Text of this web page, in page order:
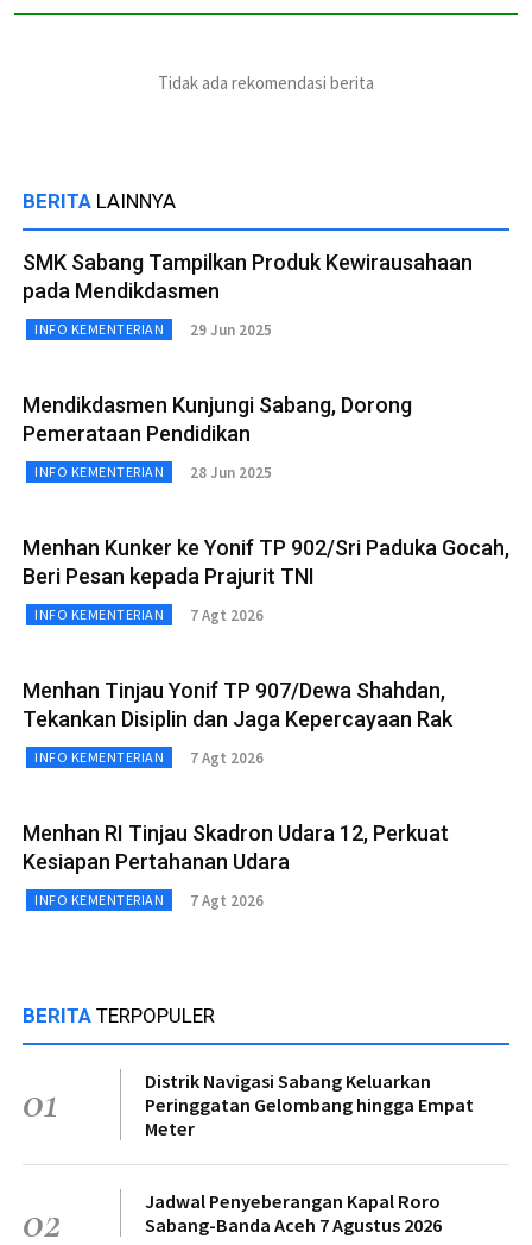
Tidak ada rekomendasi berita
BERITA LAINNYA
SMK Sabang Tampilkan Produk Kewirausahaan
pada Mendikdasmen
INFO KEMENTERIAN 29 Jun 2025
Mendikdasmen Kunjungi Sabang, Dorong
Pemerataan Pendidikan
INFO KEMENTERIAN 28 Jun 2025
Menhan Kunker ke Yonif TP 902/Sri Paduka Gocah,
Beri Pesan kepada Prajurit TNI
INFO KEMENTERIAN 7 Agt 2026
Menhan Tinjau Yonif TP 907/Dewa Shahdan,
Tekankan Disiplin dan Jaga Kepercayaan Rak
INFO KEMENTERIAN 7 Agt 2026
Menhan RI Tinjau Skadron Udara 12, Perkuat
Kesiapan Pertahanan Udara
INFO KEMENTERIAN 7 Agt 2026
BERITA TERPOPULER
01
Distrik Navigasi Sabang Keluarkan
Peringgatan Gelombang hingga Empat
Meter
02
Jadwal Penyeberangan Kapal Roro
Sabang-Banda Aceh 7 Agustus 2026